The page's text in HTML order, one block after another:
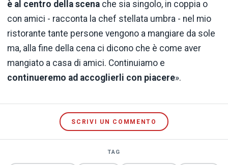
è al centro della scena che sia singolo, in coppia o
con amici - racconta la chef stellata umbra - nel mio
ristorante tante persone vengono a mangiare da sole
ma, alla fine della cena ci dicono che è come aver
mangiato a casa di amici. Continuiamo e
continueremo ad accoglierli con piacere».
SCRIVI UN COMMENTO
TAG